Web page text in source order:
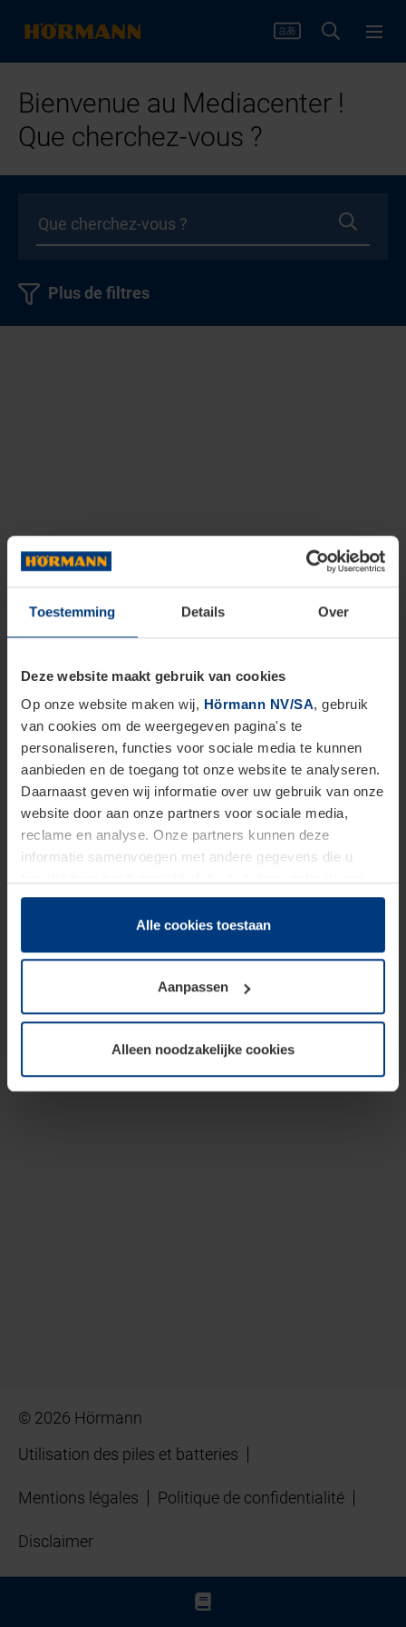
Toestemming Details Over
Deze website maakt gebruik van cookies
Op onze website maken wij, Hörmann NV/SA, gebruik
van cookies om de weergegeven pagina's te
personaliseren, functies voor sociale media te kunnen
aanbieden en de toegang tot onze website te analyseren.
Daarnaast geven wij informatie over uw gebruik van onze
website door aan onze partners voor sociale media,
reclame en analyse. Onze partners kunnen deze
informatie samenvoegen met andere gegevens die u
hun diensten hebben verzameld.
Juridisch hebben wij het recht om cookies op uw
van deze pagina's absoluut vereist is. Voor alle andere
soorten cookies is uw toestemming benodigd. Uw
toestemming kunt u op elk moment bij de uitleg van de
wijzigen of herroepen.
Alle cookies toestaan
Aanpassen
Alleen noodzakelijke cookies
Bienvenue au Mediacenter !
Que cherchez-vous ?
Plus de filtres
© 2026 Hörmann
Utilisation des piles et batteries
Mentions légales Politique de confidentialité
Disclaimer